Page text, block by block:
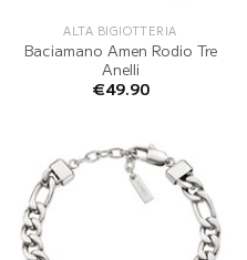
ALTA BIGIOTTERIA
Baciamano Amen Rodio Tre
Anelli
€49.90